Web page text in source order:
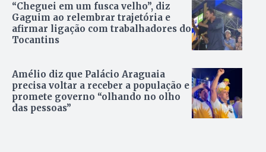
“Cheguei em um fusca velho”, diz
Gaguim ao relembrar trajetória e
afirmar ligação com trabalhadores do
Tocantins
Amélio diz que Palácio Araguaia
precisa voltar a receber a população e
promete governo “olhando no olho
das pessoas”